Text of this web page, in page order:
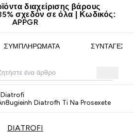
διαχείρισης βάρους
σχεδόν σε όλα | Κωδικός:
APPGR
ΣΥΜΠΛΗΡΏΜΑΤΑ ΣΥΝΤΑΓΈΣ
Diatrofi
Diatrofh Ti Na Prosexete
DIATROFI